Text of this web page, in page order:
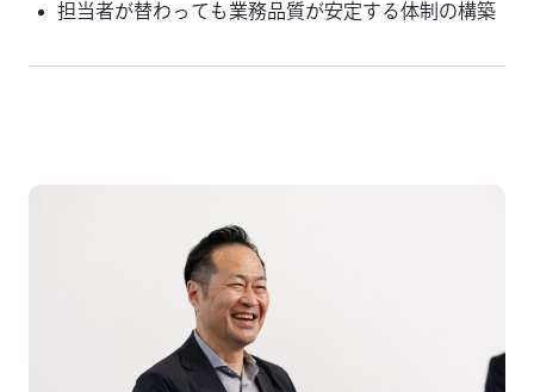
担当者が替わっても業務品質が安定する体制の構築